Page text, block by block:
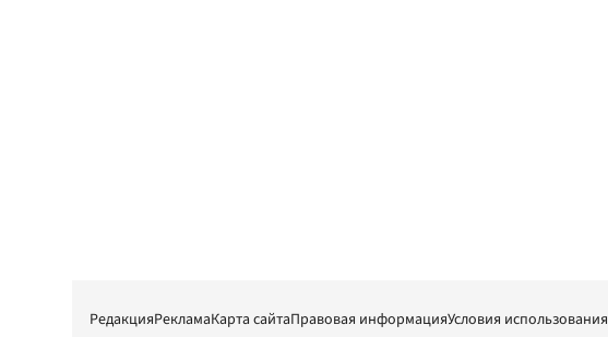
РедакцияРекламаКарта сайтаПравовая информацияУсловия использования